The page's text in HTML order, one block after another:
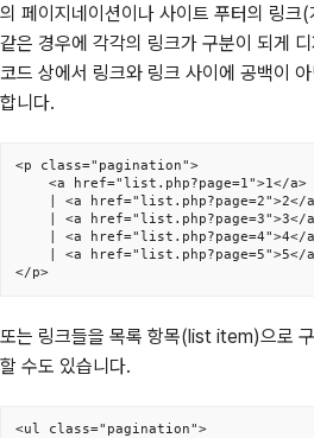
의 페이지네이션이나 사이트 푸터의 링크
같은 경우에 각각의 링크가 구분이 되게
코드 상에서 링크와 링크 사이에 공백이
합니다.
<p class="pagination">
</p>
또는 링크들을 목록 항목(list item)으로
할 수도 있습니다.
<ul class="pagination">